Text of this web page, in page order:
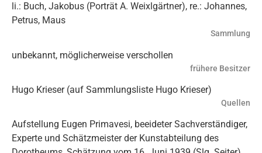
li.: Buch, Jakobus (Porträt A. Weixlgärtner), re.: Johannes,
Petrus, Maus
Sammlung
unbekannt, möglicherweise verschollen
frühere Besitzer
Hugo Krieser (auf Sammlungsliste Hugo Krieser)
Quellen
Aufstellung Eugen Primavesi, beeideter Sachverständiger,
Experte und Schätzmeister der Kunstabteilung des